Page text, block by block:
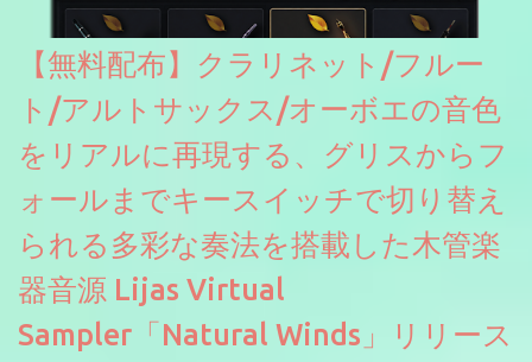
【無料配布】クラリネット/フルー
ト/アルトサックス/オーボエの音色
をリアルに再現する、グリスからフ
ォールまでキースイッチで切り替え
られる多彩な奏法を搭載した木管楽
器音源 Lijas Virtual
Sampler「Natural Winds」リリース